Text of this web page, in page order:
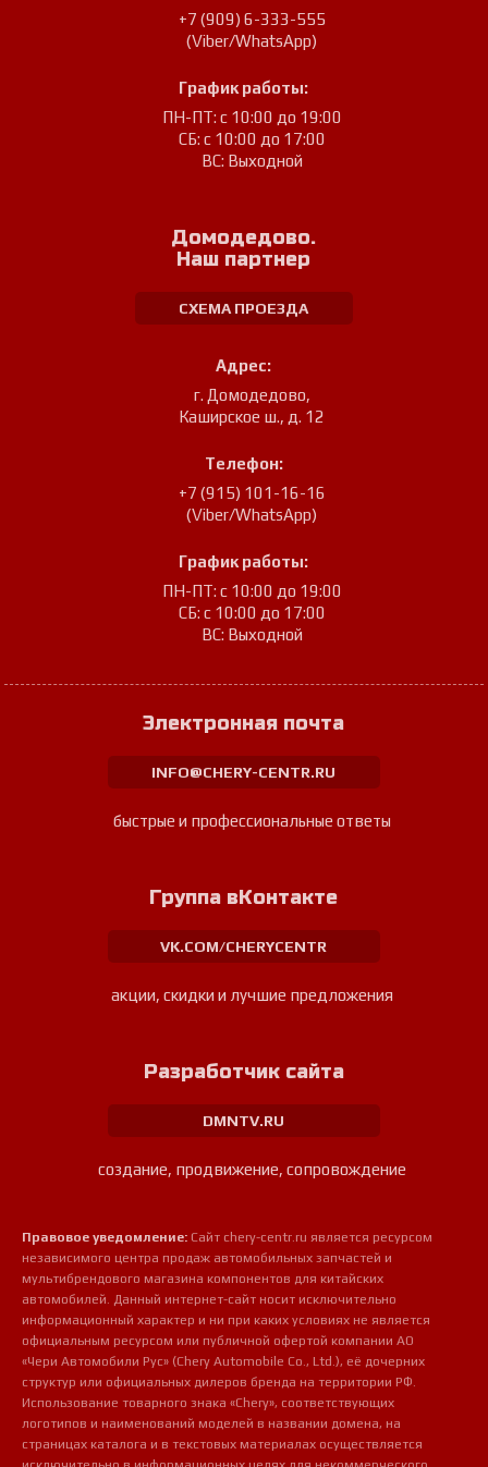
+7 (909) 6-333-555
(Viber/WhatsApp)
График работы:
ПН-ПТ: с 10:00 до 19:00
СБ: с 10:00 до 17:00
ВС: Выходной
Домодедово.
Наш партнер
СХЕМА ПРОЕЗДА
Адрес:
г. Домодедово,
Каширское ш., д. 12
Телефон:
+7 (915) 101-16-16
(Viber/WhatsApp)
График работы:
ПН-ПТ: с 10:00 до 19:00
СБ: с 10:00 до 17:00
ВС: Выходной
Электронная почта
INFO@CHERY-CENTR.RU
быстрые и профессиональные ответы
Группа вКонтакте
VK.COM/CHERYCENTR
акции, скидки и лучшие предложения
Разработчик сайта
DMNTV.RU
создание, продвижение, сопровождение
Правовое уведомление: Сайт chery-centr.ru является ресурсом
независимого центра продаж автомобильных запчастей и
мультибрендового магазина компонентов для китайских
автомобилей. Данный интернет-сайт носит исключительно
информационный характер и ни при каких условиях не является
официальным ресурсом или публичной офертой компании АО
«Чери Автомобили Рус» (Chery Automobile Co., Ltd.), её дочерних
структур или официальных дилеров бренда на территории РФ.
Использование товарного знака «Chery», соответствующих
логотипов и наименований моделей в названии домена, на
страницах каталога и в текстовых материалах осуществляется